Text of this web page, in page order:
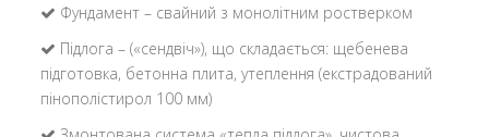
Фундамент – свайний з монолітним ростверком
Підлога – («сендвіч»), що складається: щебенева
підготовка, бетонна плита, утеплення (екстрадований
пінополістирол 100 мм)